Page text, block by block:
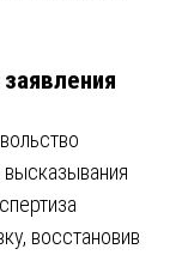
восстановив